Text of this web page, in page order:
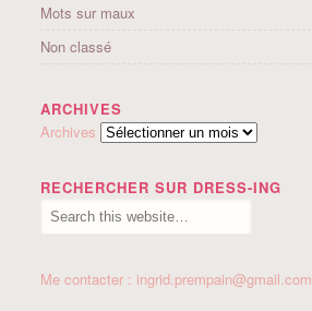
Mots sur maux
Non classé
ARCHIVES
Archives
RECHERCHER SUR DRESS-ING
Me contacter : ingrid.prempain@gmail.com